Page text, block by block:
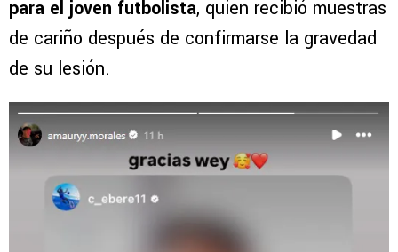
para el joven futbolista, quien recibió muestras
de cariño después de confirmarse la gravedad
de su lesión.